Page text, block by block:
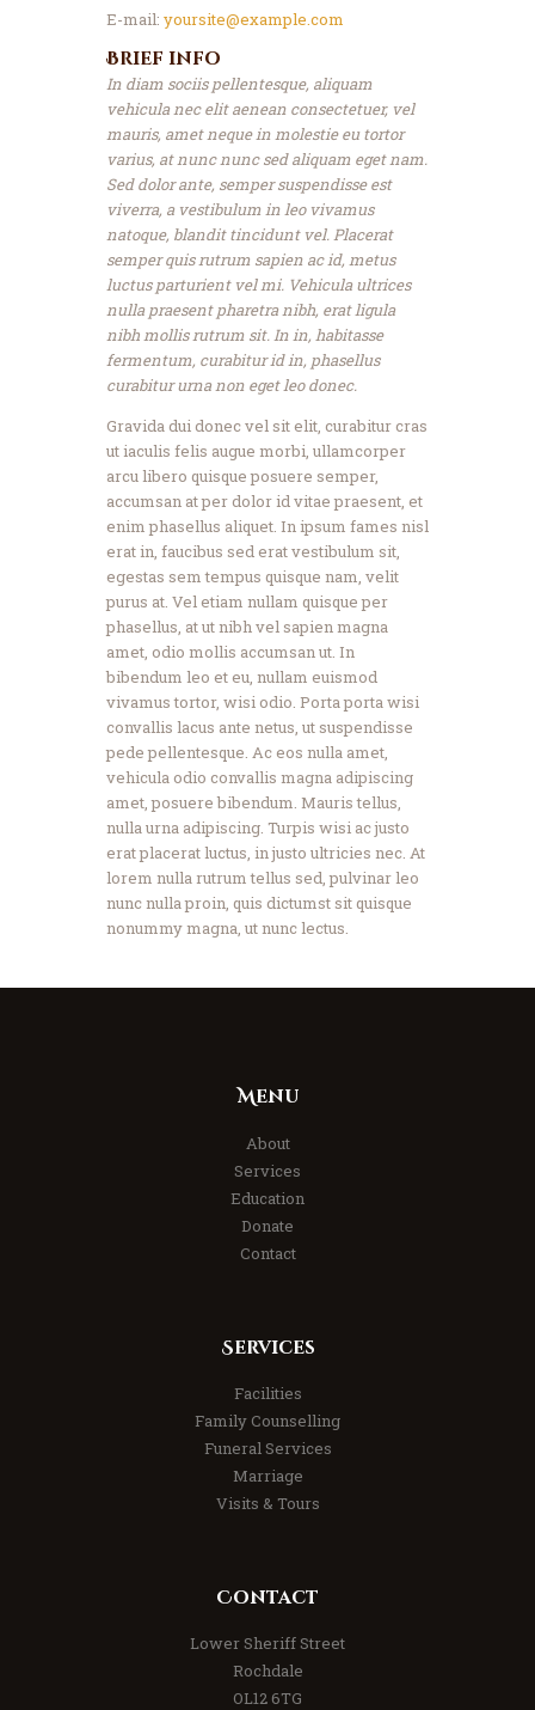
E-mail: yoursite@example.com
Brief info
In diam sociis pellentesque, aliquam
vehicula nec elit aenean consectetuer, vel
mauris, amet neque in molestie eu tortor
varius, at nunc nunc sed aliquam eget nam.
Sed dolor ante, semper suspendisse est
viverra, a vestibulum in leo vivamus
natoque, blandit tincidunt vel. Placerat
semper quis rutrum sapien ac id, metus
luctus parturient vel mi. Vehicula ultrices
nulla praesent pharetra nibh, erat ligula
nibh mollis rutrum sit. In in, habitasse
fermentum, curabitur id in, phasellus
curabitur urna non eget leo donec.
Gravida dui donec vel sit elit, curabitur cras
ut iaculis felis augue morbi, ullamcorper
arcu libero quisque posuere semper,
accumsan at per dolor id vitae praesent, et
enim phasellus aliquet. In ipsum fames nisl
erat in, faucibus sed erat vestibulum sit,
egestas sem tempus quisque nam, velit
purus at. Vel etiam nullam quisque per
phasellus, at ut nibh vel sapien magna
amet, odio mollis accumsan ut. In
bibendum leo et eu, nullam euismod
vivamus tortor, wisi odio. Porta porta wisi
convallis lacus ante netus, ut suspendisse
pede pellentesque. Ac eos nulla amet,
vehicula odio convallis magna adipiscing
amet, posuere bibendum. Mauris tellus,
nulla urna adipiscing. Turpis wisi ac justo
erat placerat luctus, in justo ultricies nec. At
lorem nulla rutrum tellus sed, pulvinar leo
nunc nulla proin, quis dictumst sit quisque
nonummy magna, ut nunc lectus.
Menu
About
Services
Education
Donate
Contact
Services
Facilities
Family Counselling
Funeral Services
Marriage
Visits & Tours
Contact
Lower Sheriff Street
Rochdale
OL12 6TG